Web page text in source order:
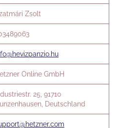
Zsolt
Online GmbH
25, 91710
Deutschland